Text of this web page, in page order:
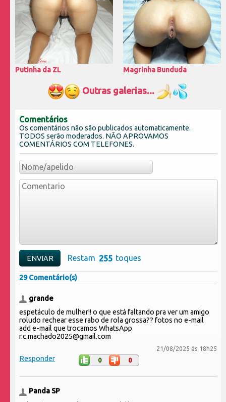
Putinha da ZL Magrinha Bunduda
Outras galerias...
Comentários
Os comentários não são publicados automaticamente.
TODOS serão moderados. NÃO APROVAMOS
COMENTÁRIOS COM TELEFONES.
Restam toques
29 Comentário(s)
grande
espetáculo de mulher!! o que está faltando pra ver um amigo
roludo rechear esse rabo de rola grossa?? fotos no e-mail
add e-mail que trocamos WhatsApp
r.c.machado2025@gmail.com
21/08/2025 às 18h25
Responder 0 0
Panda SP